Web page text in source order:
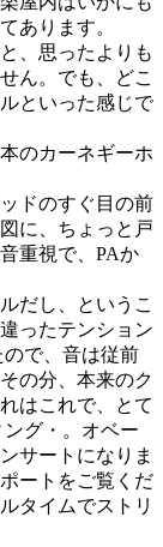
あります。
、思ったよりも
ん。でも、どこ
といった感じで
のカーネギーホ
ドのすぐ目の前
に、ちょっと戸
重視で、PAか
だし、というこ
ったテンション
で、音は従前
の分、本来のク
はこれで、とて
グ・。オベー
サートになりま
ートをご覧くだ
タイムでストリ